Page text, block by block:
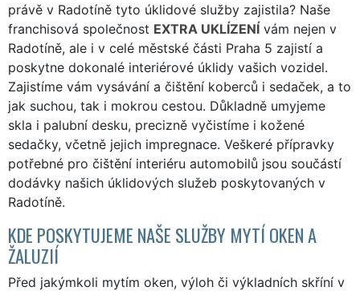
právě v Radotíně tyto úklidové služby zajistila? Naše
franchisová společnost EXTRA UKLÍZENÍ vám nejen v
Radotíně, ale i v celé městské části Praha 5 zajistí a
poskytne dokonalé interiérové úklidy vašich vozidel.
Zajistíme vám vysávání a čištění koberců i sedaček, a to
jak suchou, tak i mokrou cestou. Důkladně umyjeme
skla i palubní desku, precizně vyčistíme i kožené
sedačky, včetně jejich impregnace. Veškeré přípravky
potřebné pro čištění interiéru automobilů jsou součástí
dodávky našich úklidových služeb poskytovaných v
Radotíně.
KDE POSKYTUJEME NAŠE SLUŽBY MYTÍ OKEN A
ŽALUZIÍ
Před jakýmkoli mytím oken, výloh či výkladních skříní v